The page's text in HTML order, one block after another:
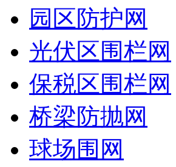
园区防护网
光伏区围栏网
保税区围栏网
桥梁防抛网
球场围网